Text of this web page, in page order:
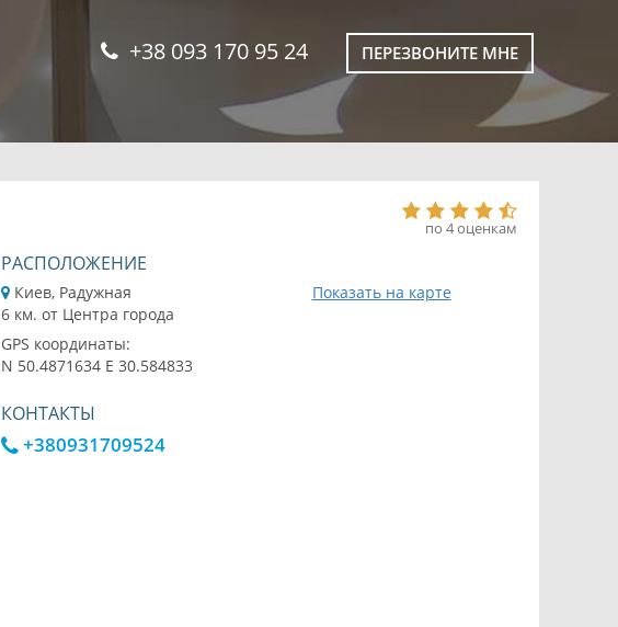
+38 093 170 95 24 ПЕРЕЗВОНИТЕ МНЕ
по 4 оценкам
РАСПОЛОЖЕНИЕ
Киев, Радужная
Показать на карте
6 км. от Центра города
GPS координаты:
N 50.4871634 E 30.584833
КОНТАКТЫ
+380931709524